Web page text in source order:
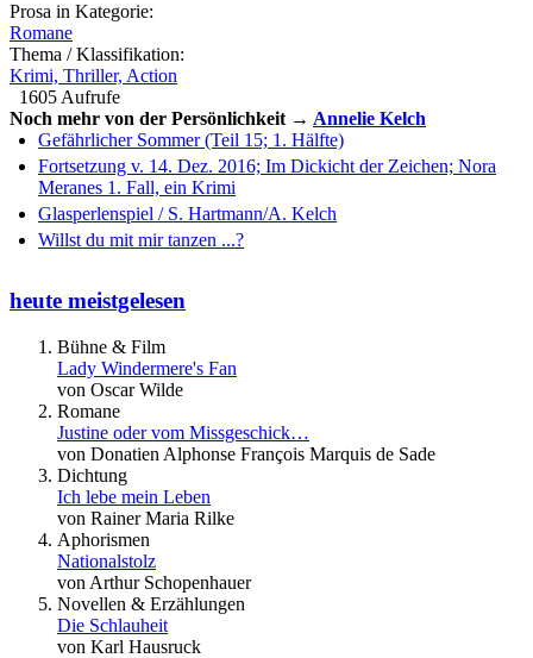
Prosa in Kategorie:
Romane
Thema / Klassifikation:
Krimi, Thriller, Action
1605 Aufrufe
Noch mehr von der Persönlichkeit → Annelie Kelch
Gefährlicher Sommer (Teil 15; 1. Hälfte)
Fortsetzung v. 14. Dez. 2016; Im Dickicht der Zeichen; Nora
Meranes 1. Fall, ein Krimi
Glasperlenspiel / S. Hartmann/A. Kelch
Willst du mit mir tanzen ...?
heute meistgelesen
Bühne & Film
Lady Windermere's Fan
von Oscar Wilde
Romane
Justine oder vom Missgeschick…
von Donatien Alphonse François Marquis de Sade
Dichtung
Ich lebe mein Leben
von Rainer Maria Rilke
Aphorismen
Nationalstolz
von Arthur Schopenhauer
Novellen & Erzählungen
Die Schlauheit
von Karl Hausruck